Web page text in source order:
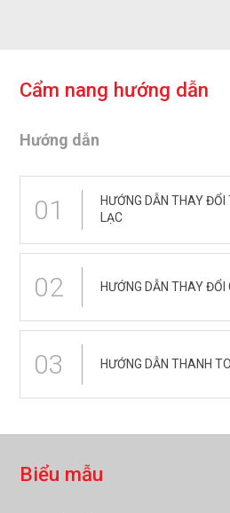
Cẩm nang hướng dẫn
Hướng dẫn
01
HƯỚNG DẪN THAY ĐỔI
LẠC
02 HƯỚNG DẪN THAY ĐỔI
03 HƯỚNG DẪN THANH
Biểu mẫu